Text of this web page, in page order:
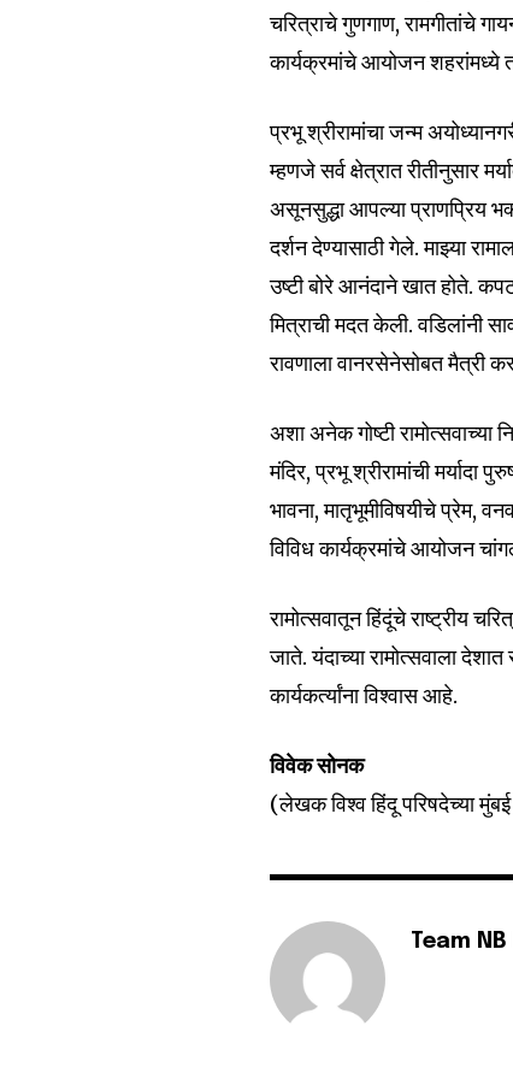
Join our
of the
To subscribe, simply enter
the subscribe button below.
won't spam your inbox. Your
Fans
चरित्राचे गुणगाण, रामगीतांचे
कार्यक्रमांचे आयोजन शहरांमध्ये
प्रभू श्रीरामांचा जन्म
म्हणजे सर्व क्षेत्रात रीतीनुसार
असूनसुद्धा आपल्या प्राणप्रिय
दर्शन देण्यासाठी गेले. माझ्या
उष्टी बोरे आनंदाने खात होते.
मित्राची मदत केली. वडिलांनी
रावणाला वानरसेनेसोबत मैत्री
अशा अनेक गोष्टी रामोत्सवाच्या
मंदिर, प्रभू श्रीरामांची
भावना, मातृभूमीविषयीचे प्रेम,
विविध कार्यक्रमांचे आयोजन
रामोत्सवातून हिंदूंचे राष्ट्रीय
जाते. यंदाच्या रामोत्सवाला
कार्यकर्त्यांना विश्वास आहे.
विवेक सोनक
(लेखक विश्व हिंदू परिषदेच्या
Team